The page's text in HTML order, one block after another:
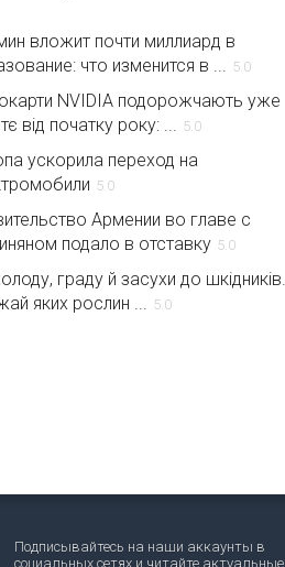
вложит почти миллиард в
что изменится в ...
5.0
NVIDIA подорожчають уже
від початку року: ...
5.0
ускорила переход на
5.0
Армении во главе с
подало в отставку 5.0
граду й засухи до шкідників.
яких рослин ...
5.0
Подписывайтесь на наши аккаунты в
социальных сетях и читайте актуальные